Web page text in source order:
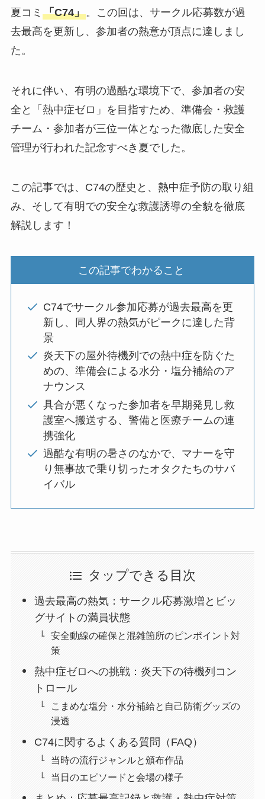
夏コミ 「C74」。この回は、サークル応募数が過
去最高を更新し、参加者の熱意が頂点に達しまし
た。
それに伴い、有明の過酷な環境下で、参加者の安
全と「熱中症ゼロ」を目指すため、準備会・救護
チーム・参加者が三位一体となった徹底した安全
管理が行われた記念すべき夏でした。
この記事では、C74の歴史と、熱中症予防の取り組
み、そして有明での安全な救護誘導の全貌を徹底
解説します！
この記事でわかること
C74でサークル参加応募が過去最高を更
新し、同人界の熱気がピークに達した背
景
炎天下の屋外待機列での熱中症を防ぐた
めの、準備会による水分・塩分補給のア
ナウンス
具合が悪くなった参加者を早期発見し救
護室へ搬送する、警備と医療チームの連
携強化
過酷な有明の暑さのなかで、マナーを守
り無事故で乗り切ったオタクたちのサバ
イバル
タップできる目次
過去最高の熱気：サークル応募激増とビッ
グサイトの満員状態
安全動線の確保と混雑箇所のピンポイント対
策
熱中症ゼロへの挑戦：炎天下の待機列コン
トロール
こまめな塩分・水分補給と自己防衛グッズの
浸透
C74に関するよくある質問（FAQ）
当時の流行ジャンルと頒布作品
当日のエピソードと会場の様子